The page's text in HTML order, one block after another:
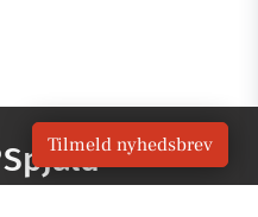
Spjald
Tilmeld nyhedsbrev